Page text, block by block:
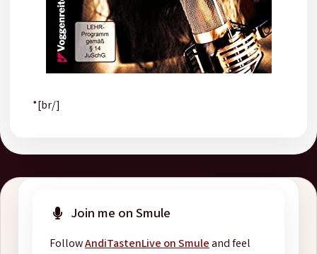
*[br/]
Join me on Smule
FollowAndiTastenLive on Smuleand feel